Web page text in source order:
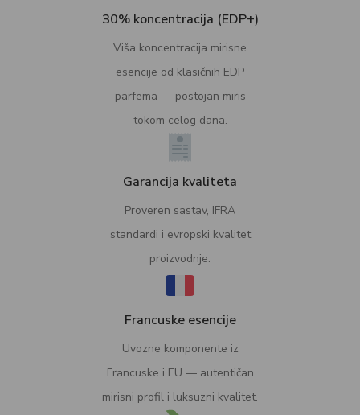
30% koncentracija (EDP+)
Viša koncentracija mirisne
esencije od klasičnih EDP
parfema — postojan miris
tokom celog dana.
Garancija kvaliteta
Proveren sastav, IFRA
standardi i evropski kvalitet
proizvodnje.
Francuske esencije
Uvozne komponente iz
Francuske i EU — autentičan
mirisni profil i luksuzni kvalitet.